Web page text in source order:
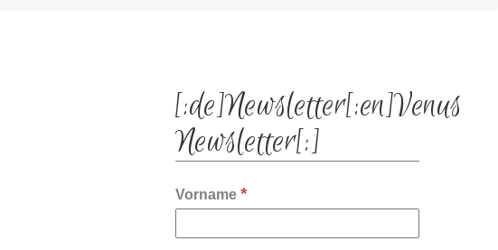
[:de]Newsletter[:en]Venus
Newsletter[:]
Vorname *